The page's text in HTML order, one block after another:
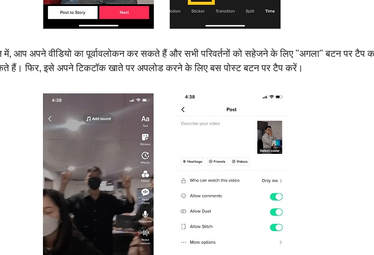
में, आप अपने वीडियो का पूर्वावलोकन कर सकते हैं और सभी परिवर्तनों को सहेजने के लिए "अगला" बटन पर टैप
हैं। फिर, इसे अपने टिकटॉक खाते पर अपलोड करने के लिए बस पोस्ट बटन पर टैप करें।